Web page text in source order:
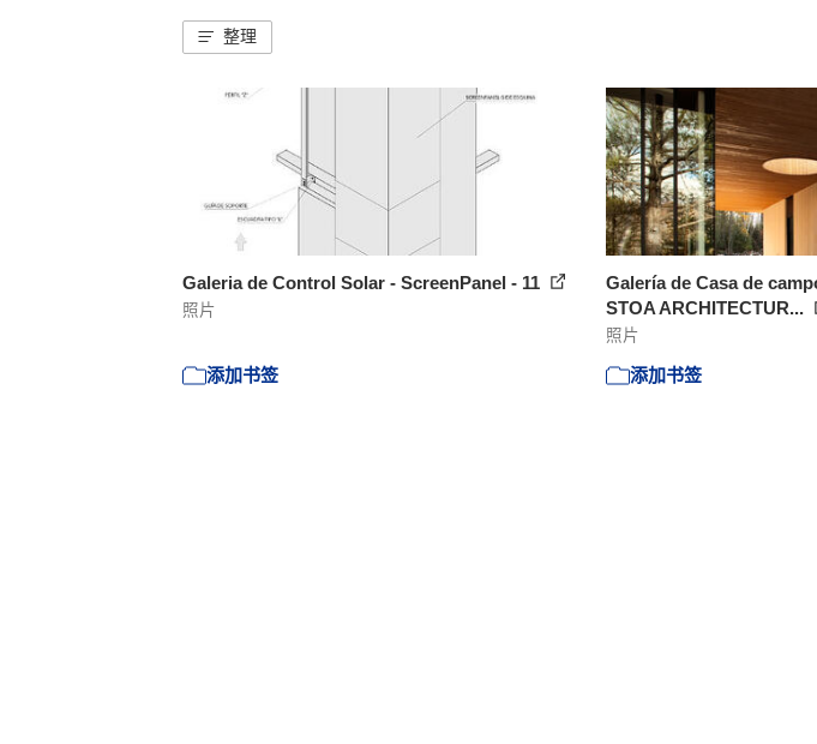
整理
Galeria de Control Solar - ScreenPanel - 11
照片
添加书签
Galería de Casa de
STOA ARCHITECTUR...
照片
添加书签